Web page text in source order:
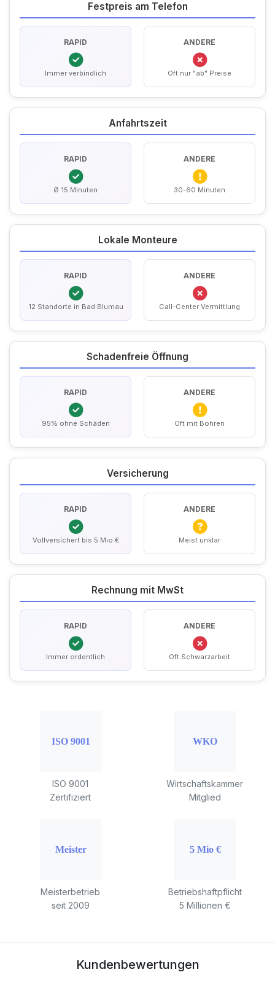
Festpreis am Telefon
RAPID
Immer verbindlich
ANDERE
Oft nur "ab" Preise
Anfahrtszeit
RAPID
Ø 15 Minuten
ANDERE
30-60 Minuten
Lokale Monteure
RAPID
12 Standorte in Bad Blumau
ANDERE
Call-Center Vermittlung
Schadenfreie Öffnung
RAPID
95% ohne Schäden
ANDERE
Oft mit Bohren
Versicherung
RAPID
Vollversichert bis 5 Mio €
ANDERE
Meist unklar
Rechnung mit MwSt
RAPID
Immer ordentlich
ANDERE
Oft Schwarzarbeit
ISO 9001
Zertifiziert
Wirtschaftskammer
Mitglied
Meisterbetrieb
seit 2009
Betriebshaftpflicht
5 Millionen €
Kundenbewertungen